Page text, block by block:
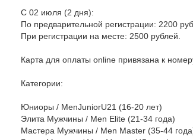
С 02 июля (2 дня):
По предварительной регистрации: 2200
При регистрации на месте: 2500 рублей.
Карта для оплаты online привязана к
Категории:
Юниоры / MenJuniorU21 (16-20 лет)
Элита Мужчины / Men Elite (21-34 года)
Мастера Мужчины / Men Master (35-44